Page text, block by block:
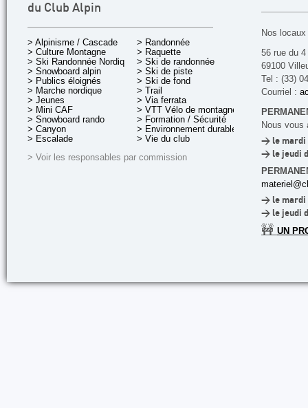
du Club Alpin
> Alpinisme / Cascade
> Culture Montagne
> Ski Randonnée Nordique
> Snowboard alpin
> Publics éloignés
> Marche nordique
> Jeunes
> Mini CAF
> Snowboard rando
> Canyon
> Escalade
> Randonnée
> Raquette
> Ski de randonnée
> Ski de piste
> Ski de fond
> Trail
> Via ferrata
> VTT Vélo de montagne
> Formation / Sécurité
> Environnement durable
> Vie du club
> Voir les responsables par commission
Nos
56 rue du
69100
Tel : (33)
Courriel :
Nous vous
> le mardi
> le jeudi
> le mardi
> le jeudi
🚧 UN